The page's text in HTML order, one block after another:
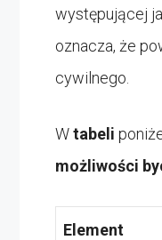
występującej
oznacza, że
cywilnego.
Wtabeli
możliwości
Element